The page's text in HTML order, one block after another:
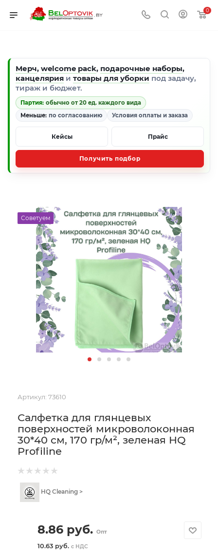
0
Мерч, welcome pack, подарочные наборы,
канцелярия и товары для уборки под задачу,
тираж и бюджет.
Партия: обычно от 20 ед. каждого вида
Меньше: по согласованию Условия оплаты и заказа
Кейсы Прайс
Получить подбор
Советуем
Артикул: 73610
Салфетка для глянцевых
поверхностей микроволоконная
30*40 см, 170 гр/м², зеленая HQ
Profiline
HQ Cleaning >
8.86руб. Опт
10.63 руб. с НДС